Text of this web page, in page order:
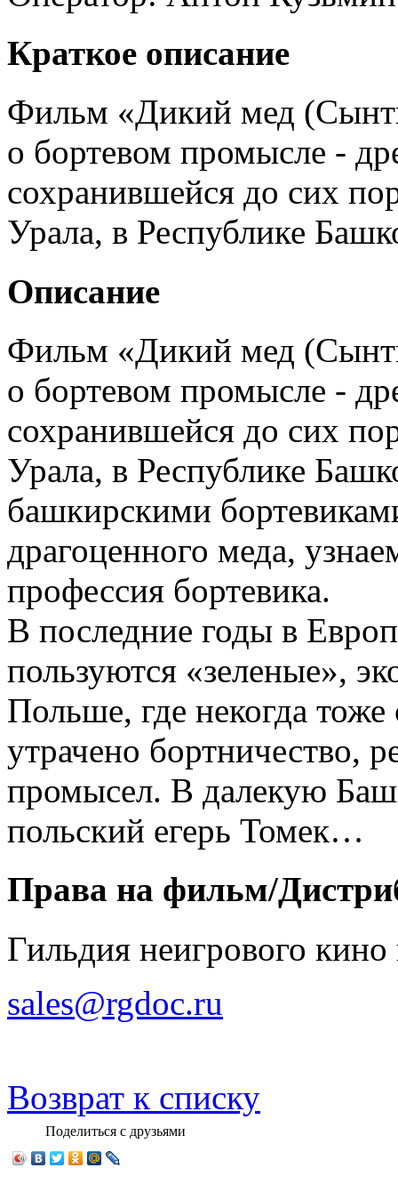
Краткое описание
Фильм «Дикий мед
о бортевом промысле -
сохранившейся до сих
Урала, в Республике
Описание
Фильм «Дикий мед
о бортевом промысле -
сохранившейся до сих
Урала, в Республике
башкирскими
драгоценного меда,
профессия бортевика.
В последние годы в
пользуются «зеленые»,
Польше, где некогда
утрачено бортничество,
промысел. В далекую
польский егерь Томек…
Права на фильм/
Гильдия неигрового
sales@rgdoc.ru
Возврат к списку
Поделиться с друзьями